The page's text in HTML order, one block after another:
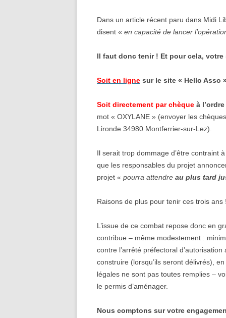
Dans un article récent paru dans Midi
disent « en capacité de lancer
Il faut donc tenir ! Et pour cela,
Soit en ligne sur le site « Hello Asso
Soit directement par chèque à
mot « OXYLANE » (envoyer les
Lironde 34980 Montferrier-sur-Lez).
Il serait trop dommage d’être contraint
que les responsables du projet
projet « pourra attendre au plus tard
Raisons de plus pour tenir ces trois ans !
L’issue de ce combat repose donc en
contribue – même modestement :
contre l’arrêté préfectoral
construire (lorsqu’ils seront délivrés),
légales ne sont pas toutes remplies –
le permis d’aménager.
Nous comptons sur votre